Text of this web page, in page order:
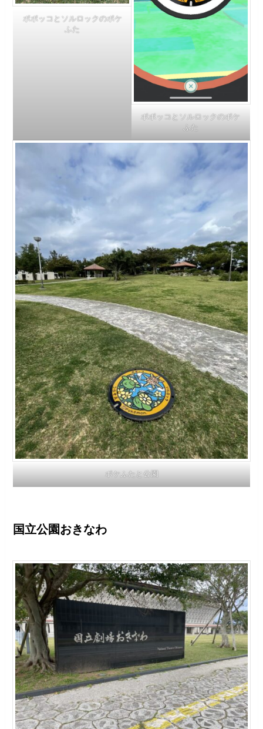
ポポッコとソルロックのポケ
ふた
ポポッコとソルロックのポケ
ふた
ポケふたと公園
国立公園おきなわ